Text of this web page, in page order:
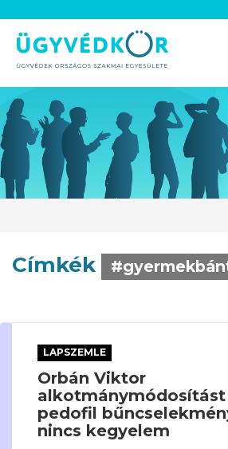
Címkék
LAPSZEMLE
Orbán Viktor
pedofil
nincs kegyelem